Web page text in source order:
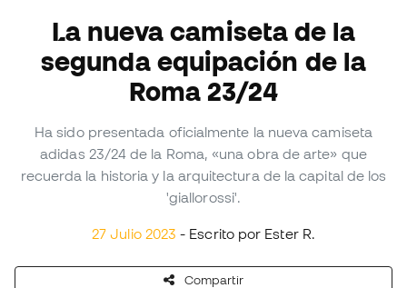
La nueva camiseta de la
segunda equipación de la
Roma 23/24
Ha sido presentada oficialmente la nueva camiseta
adidas 23/24 de la Roma, «una obra de arte» que
recuerda la historia y la arquitectura de la capital de los
'giallorossi'.
27 Julio 2023- Escrito por Ester R.
Compartir